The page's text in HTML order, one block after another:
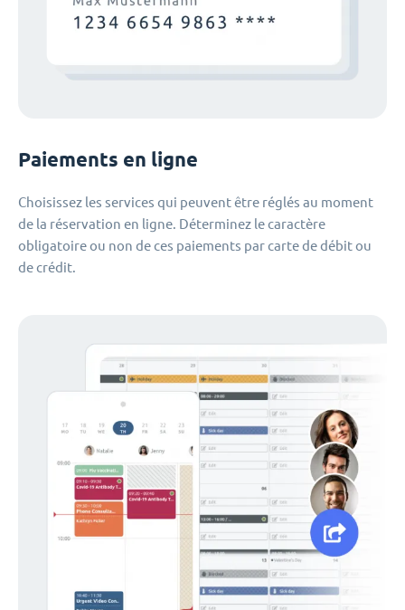
Paiements en ligne
Choisissez les services qui peuvent être réglés au moment
de la réservation en ligne. Déterminez le caractère
obligatoire ou non de ces paiements par carte de débit ou
de crédit.